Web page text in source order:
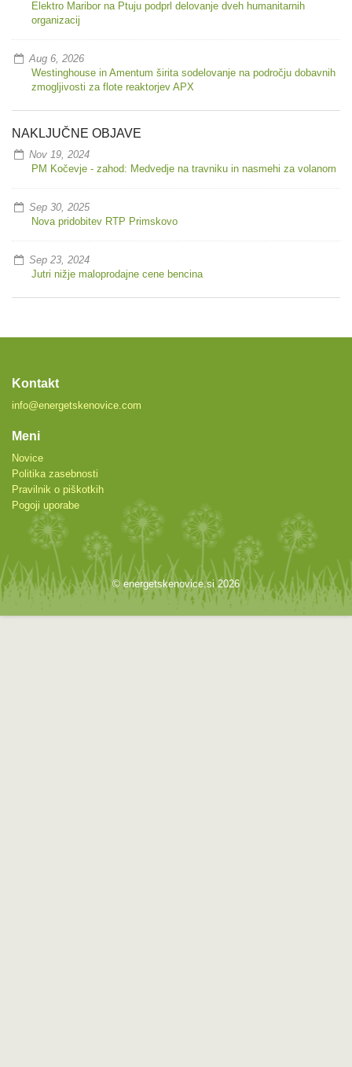
Elektro Maribor na Ptuju podprl delovanje dveh humanitarnih
organizacij
Aug 6, 2026
Westinghouse in Amentum širita sodelovanje na področju dobavnih
zmogljivosti za flote reaktorjev APX
NAKLJUČNE OBJAVE
Nov 19, 2024
PM Kočevje - zahod: Medvedje na travniku in nasmehi za volanom
Sep 30, 2025
Nova pridobitev RTP Primskovo
Sep 23, 2024
Jutri nižje maloprodajne cene bencina
Kontakt
info@energetskenovice.com
Meni
Novice
Politika zasebnosti
Pravilnik o piškotkih
Pogoji uporabe
© energetskenovice.si 2026